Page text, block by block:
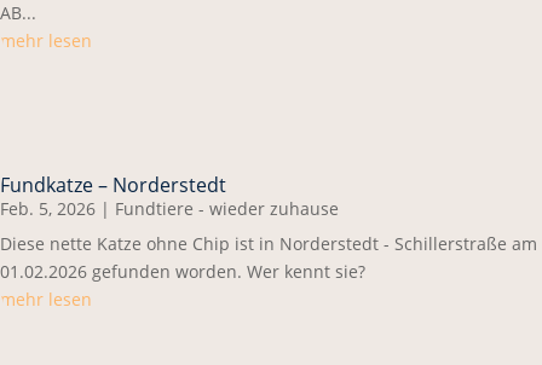
AB...
mehr lesen
Fundkatze – Norderstedt
Feb. 5, 2026 | Fundtiere - wieder zuhause
Diese nette Katze ohne Chip ist in Norderstedt - Schillerstraße am
01.02.2026 gefunden worden. Wer kennt sie?
mehr lesen